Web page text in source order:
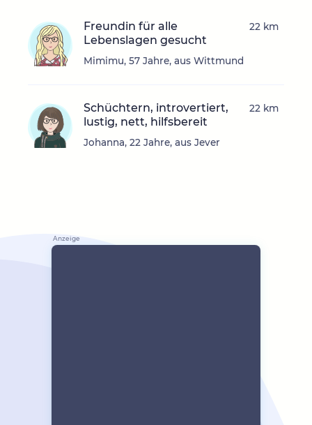
Freundin für alle
Lebenslagen gesucht
Mimimu, 57 Jahre, aus Wittmund
22 km
Schüchtern, introvertiert,
lustig, nett, hilfsbereit
Johanna, 22 Jahre, aus Jever
22 km